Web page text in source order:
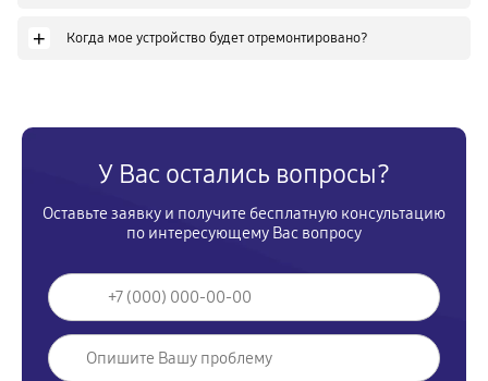
+ Когда мое устройство будет отремонтировано?
У Вас остались вопросы?
Оставьте заявку и получите бесплатную консультацию
по интересующему Вас вопросу